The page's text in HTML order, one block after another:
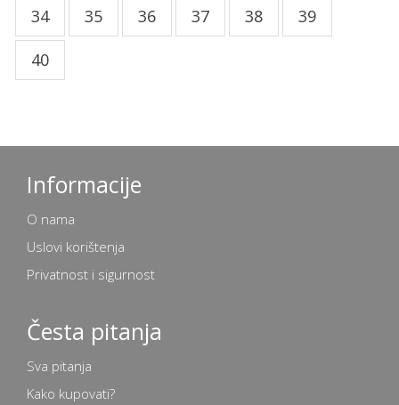
34 35 36 37 38 39
40
Informacije
O nama
Uslovi korištenja
Privatnost i sigurnost
Česta pitanja
Sva pitanja
Kako kupovati?